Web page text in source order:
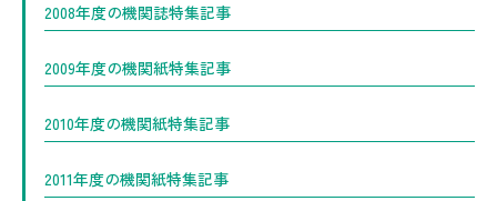
2008年度の機関誌特集記事
2009年度の機関紙特集記事
2010年度の機関紙特集記事
2011年度の機関紙特集記事